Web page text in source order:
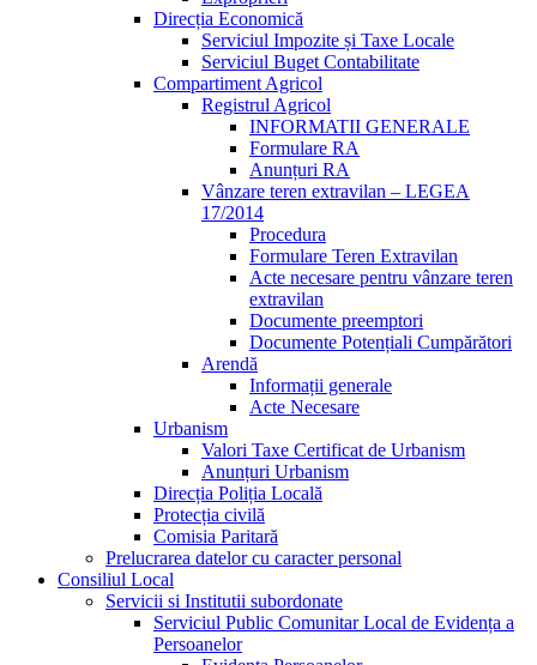
Direcția Economică
Serviciul Impozite și Taxe Locale
Serviciul Buget Contabilitate
Compartiment Agricol
Registrul Agricol
INFORMATII GENERALE
Formulare RA
Anunțuri RA
Vânzare teren extravilan – LEGEA
17/2014
Procedura
Formulare Teren Extravilan
Acte necesare pentru vânzare teren
extravilan
Documente preemptori
Documente Potențiali Cumpărători
Arendă
Informații generale
Acte Necesare
Urbanism
Valori Taxe Certificat de Urbanism
Anunțuri Urbanism
Direcția Poliția Locală
Protecția civilă
Comisia Paritară
Prelucrarea datelor cu caracter personal
Consiliul Local
Servicii si Institutii subordonate
Serviciul Public Comunitar Local de Evidența a
Persoanelor